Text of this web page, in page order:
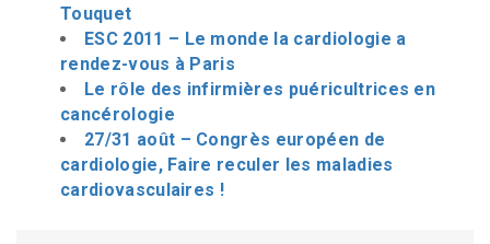
Touquet
ESC 2011 – Le monde la cardiologie a
rendez-vous à Paris
Le rôle des infirmières puéricultrices en
cancérologie
27/31 août – Congrès européen de
cardiologie, Faire reculer les maladies
cardiovasculaires !